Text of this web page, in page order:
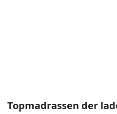
Topmadrassen der